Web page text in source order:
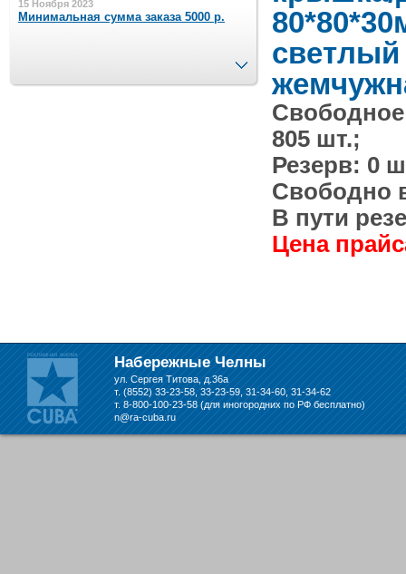
15 Ноября 2023
Минимальная сумма заказа 5000 р.
Шляпные коробочки производим
След.
805 шт.;
Резерв: 0
Свободно
В пути
Цена
Набережные Челны
ул. Сергея Титова, д.36а
т. (8552) 33-23-58, 33-23-59, 31-34-60, 31-34-62
т. 8-800-100-23-58 (для иногородних по РФ бесплатно)
n@ra-cuba.ru